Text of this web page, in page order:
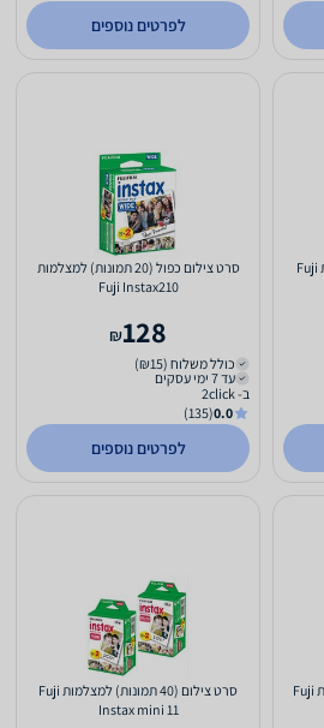
לפרטים נוספים
סרט צילום (10 תמונות) למצלמות Fuji
סרט צילום כפול (20 תמונות) למצלמות
Fuji Instax210
128
₪
כולל משלוח (₪15)
עד 7 ימי עסקים
ב- 2click
0.0
(135)
לפרטים נוספים
סרט צילום (100 תמונות) למצלמות Fuji
סרט צילום (40 תמונות) למצלמות Fuji
Instax mini 11